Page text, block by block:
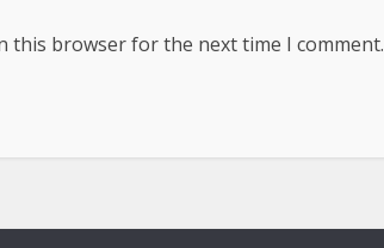
this browser for the next time I comment.